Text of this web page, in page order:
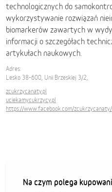
technologicznych do
wykorzystywanie rozwiązań
biomarkerów zawartych w
informacji o szczegółach
artykułach naukowych.
Adres:
Lesko 38-600, Unii Brzeskiej 3/2,
zcukrzycanaty.pl
uciekamycukrzycy.pl
https://www.facebook.com/zcukrzycanaty/
Na czym polega